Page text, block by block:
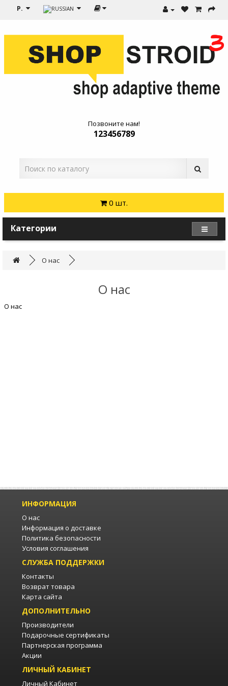
Р.
Позвоните нам!
123456789
0 шт.
Категории
О нас
О нас
О нас
ИНФОРМАЦИЯ
О нас
Информация о доставке
Политика безопасности
Условия соглашения
СЛУЖБА ПОДДЕРЖКИ
Контакты
Возврат товара
Карта сайта
ДОПОЛНИТЕЛЬНО
Производители
Подарочные сертификаты
Партнерская программа
Акции
ЛИЧНЫЙ КАБИНЕТ
Личный Кабинет